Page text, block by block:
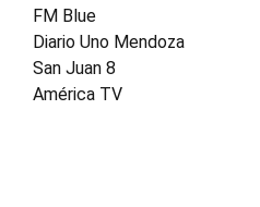
FM Blue
Diario Uno Mendoza
San Juan 8
América TV